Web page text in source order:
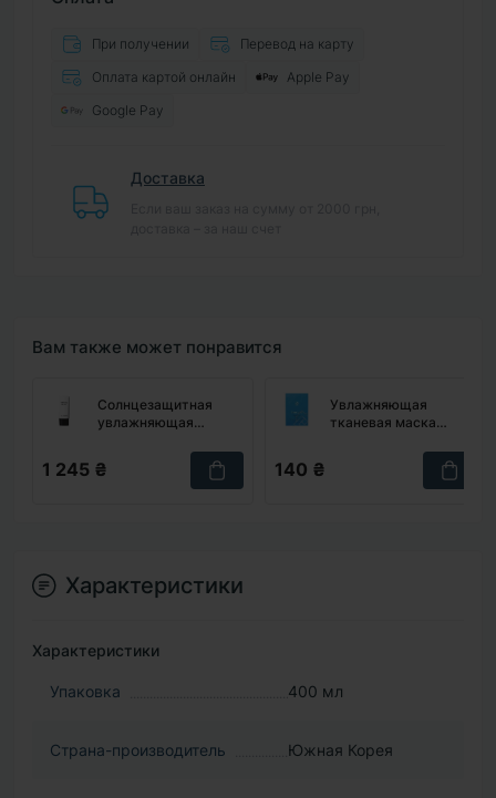
При получении
Перевод на карту
Оплата картой онлайн
Apple Pay
Google Pay
Доставка
Вам также может понравится
Солнцезащитная
увлажняющая
Hydra Radiance UV
Sun Essence, 40 мл
1 245 ₴
Увлажняющая
тканевая маска
Recharge Treatment
140 ₴
Характеристики
Характеристики
Упаковка 400 мл
Страна-производитель Южная Корея